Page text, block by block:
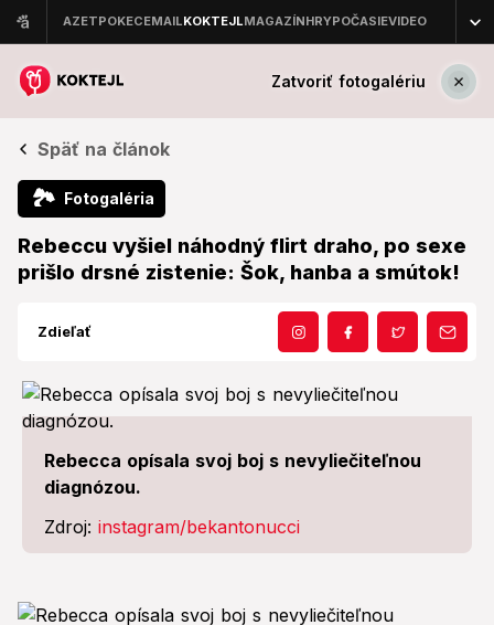
Zatvoriť fotogalériu
Späť na článok
🏞 Fotogaléria
Rebeccu vyšiel náhodný flirt draho, po sexe
prišlo drsné zistenie: Šok, hanba a smútok!
Zdieľať
Rebecca opísala svoj boj s nevyliečiteľnou
diagnózou.
Zdroj: instagram/bekantonucci